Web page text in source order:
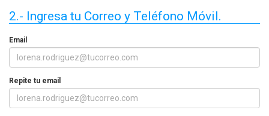
2.- Ingresa tu Correo y Teléfono Móvil.
Email
Repite tu email